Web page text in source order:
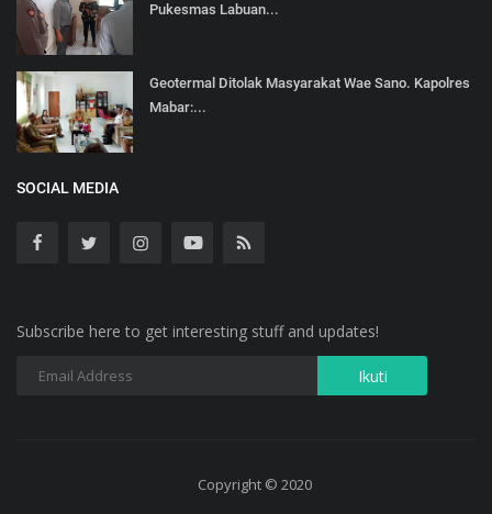
Pukesmas Labuan...
Geotermal Ditolak Masyarakat Wae Sano. Kapolres
Mabar:...
SOCIAL MEDIA
Subscribe here to get interesting stuff and updates!
Copyright © 2020